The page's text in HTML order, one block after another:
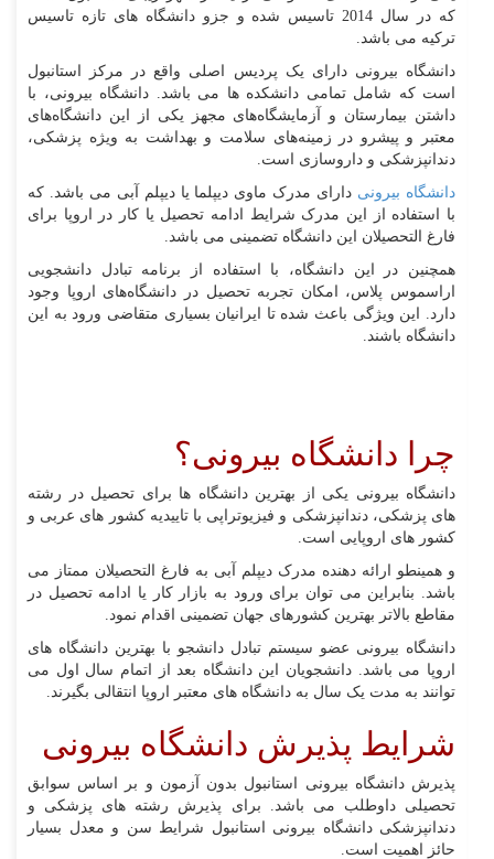
که در سال 2014 تاسیس شده و جزو دانشگاه های تازه تاسیس
ترکیه می باشد.
دانشگاه بیرونی دارای یک پردیس اصلی واقع در مرکز استانبول
است که شامل تمامی دانشکده ها می باشد. دانشگاه بیرونی، با
داشتن بیمارستان و آزمایشگاه‌های مجهز یکی از این دانشگاه‌های
معتبر و پیشرو در زمینه‌های سلامت و بهداشت به ویژه پزشکی،
دندانپزشکی و داروسازی است.
دانشگاه بیرونی دارای مدرک ماوی دیپلما یا دیپلم آبی می باشد. که
با استفاده از این مدرک شرایط ادامه تحصیل یا کار در اروپا برای
فارغ التحصیلان این دانشگاه تضمینی می باشد.
همچنین در این دانشگاه، با استفاده از برنامه تبادل دانشجویی
اراسموس پلاس، امکان تجربه تحصیل در دانشگاه‌های اروپا وجود
دارد. این ویژگی باعث شده تا ایرانیان بسیاری متقاضی ورود به این
دانشگاه باشند.
چرا دانشگاه بیرونی؟
دانشگاه بیرونی یکی از بهترین دانشگاه ها برای تحصیل در رشته
های پزشکی، دندانپزشکی و فیزیوتراپی با تاییدیه کشور های عربی و
کشور های اروپایی است.
و همینطو ارائه دهنده مدرک دیپلم آبی به فارغ التحصیلان ممتاز می
باشد. بنابراین می توان برای ورود به بازار کار یا ادامه تحصیل در
مقاطع بالاتر بهترین کشورهای جهان تضمینی اقدام نمود.
دانشگاه بیرونی عضو سیستم تبادل دانشجو با بهترین دانشگاه های
اروپا می باشد. دانشجویان این دانشگاه بعد از اتمام سال اول می
توانند به مدت یک سال به دانشگاه های معتبر اروپا انتقالی بگیرند.
شرایط پذیرش دانشگاه بیرونی
پذیرش دانشگاه بیرونی استانبول بدون آزمون و بر اساس سوابق
تحصیلی داوطلب می باشد. برای پذیرش رشته های پزشکی و
دندانپزشکی دانشگاه بیرونی استانبول شرایط سن و معدل بسیار
حائز اهمیت است.